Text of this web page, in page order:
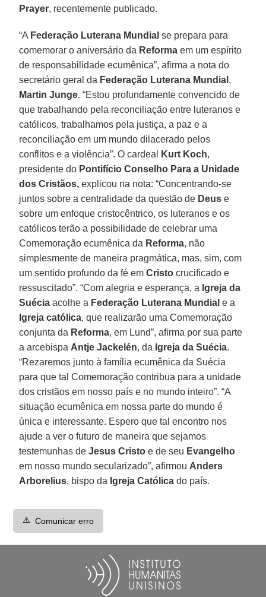
Prayer, recentemente publicado.
“A Federação Luterana Mundial se prepara para
comemorar o aniversário da Reforma em um espírito
de responsabilidade ecumênica”, afirma a nota do
secretário geral da Federação Luterana Mundial ,
Martin Junge. “Estou profundamente convencido de
que trabalhando pela reconciliação entre luteranos e
católicos, trabalhamos pela justiça, a paz e a
reconciliação em um mundo dilacerado pelos
conflitos e a violência”. O cardeal
Kurt Koch,
presidente do Pontifício Conselho Para a Unidade
dos Cristãos, explicou na nota: “Concentrando-se
juntos sobre a centralidade da questão de Deus e
sobre um enfoque cristocêntrico, os luteranos e os
católicos terão a possibilidade de celebrar uma
Comemoração ecumênica da Reforma, não
simplesmente de maneira pragmática, mas, sim, com
um sentido profundo da fé emCristo crucificado e
ressuscitado”. “Com alegria e esperança, a Igreja da
Suécia acolhe a Federação Luterana Mundial e a
Igreja católica, que realizarão uma Comemoração
conjunta da Reforma, em Lund”, afirma por sua parte
a arcebispa Antje Jackelén, da Igreja da Suécia.
“Rezaremos junto à família ecumênica da Suécia
para que tal Comemoração contribua para a unidade
dos cristãos em nosso país e no mundo inteiro”. “A
situação ecumênica em nossa parte do mundo é
única e interessante. Espero que tal encontro nos
ajude a ver o futuro de maneira que sejamos
testemunhas deJesus Cristo e de seu Evangelho
em nosso mundo secularizado”, afirmou Anders
Arborelius, bispo da Igreja Católica do país.
⚠️ Comunicar erro